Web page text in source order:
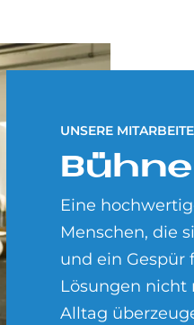
UNSERE
Eine
Menschen, die
und ein Gespür
Lösungen nicht
Alltag